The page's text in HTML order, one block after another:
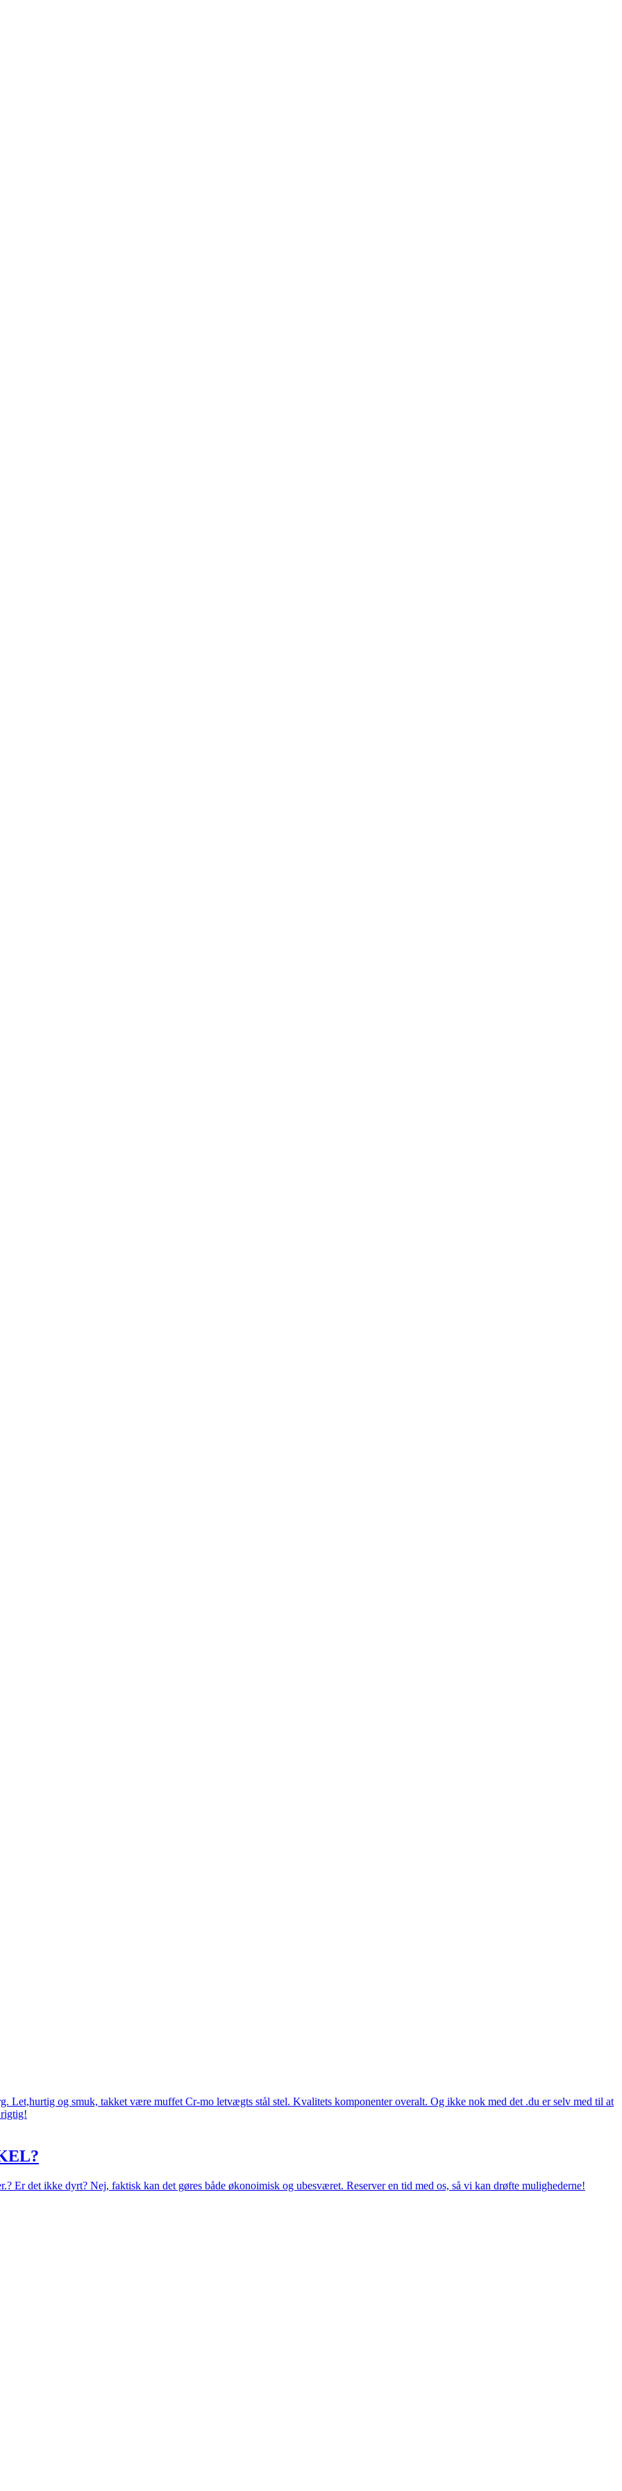
Let,hurtig og smuk, takket være muffet Cr-mo letvægts stål stel. Kvalitets komponenter overalt. Og ikke nok med det .du er selv med til at
rigtig!
Er det ikke dyrt? Nej, faktisk kan det gøres både økonoimisk og ubesværet. Reserver en tid med os, så vi kan drøfte mulighederne!